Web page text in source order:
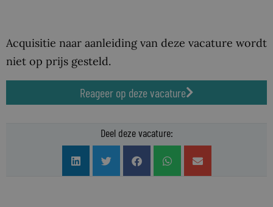
Acquisitie naar aanleiding van deze vacature wordt
niet op prijs gesteld.
Reageer op deze vacature
Deel deze vacature: